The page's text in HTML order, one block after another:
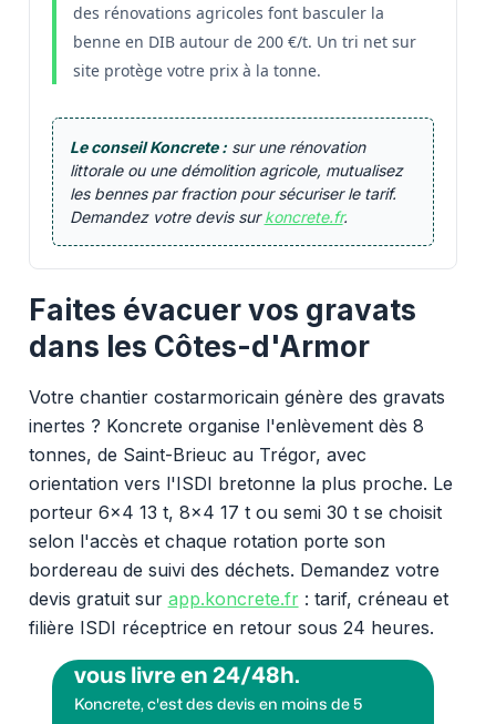
des rénovations agricoles font basculer la
benne en DIB autour de 200 €/t. Un tri net sur
site protège votre prix à la tonne.
Le conseil Koncrete :sur une rénovation
littorale ou une démolition agricole, mutualisez
les bennes par fraction pour sécuriser le tarif.
Demandez votre devis surkoncrete.fr.
Faites évacuer vos gravats
dans les Côtes-d'Armor
Votre chantier costarmoricain génère des gravats
inertes ? Koncrete organise l'enlèvement dès 8
tonnes, de Saint-Brieuc au Trégor, avec
orientation vers l'ISDI bretonne la plus proche. Le
porteur 6x4 13 t, 8x4 17 t ou semi 30 t se choisit
selon l'accès et chaque rotation porte son
bordereau de suivi des déchets. Demandez votre
devis gratuit sur app.koncrete.fr: tarif, créneau et
filière ISDI réceptrice en retour sous 24 heures.
vous livre en 24/48h.
Koncrete, c'est des devis en moins de 5